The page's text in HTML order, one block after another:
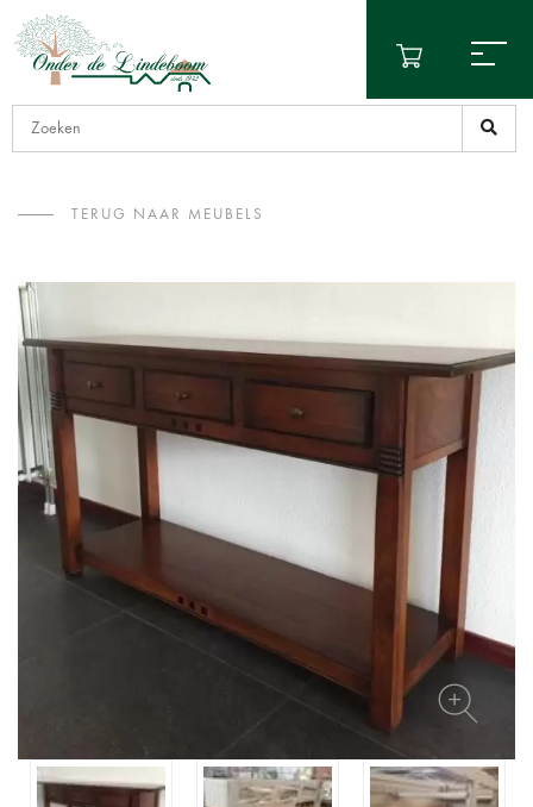
TERUG NAAR MEUBELS